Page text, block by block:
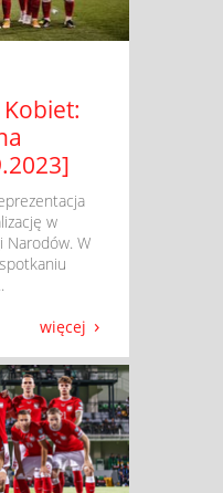
w
Narodów. W
więcej